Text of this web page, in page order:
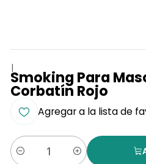
|
Smoking Para
Corbatín Rojo
Agregar a la lista de
Cantidad